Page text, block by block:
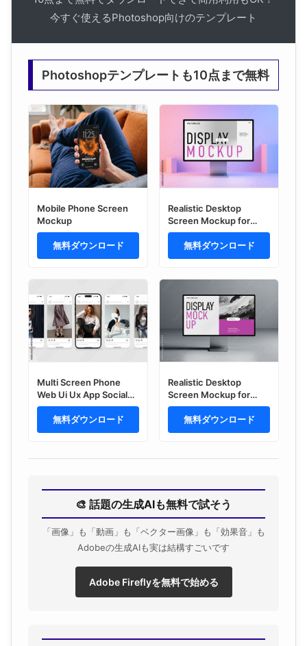
今すぐ使えるPhotoshop向けのテンプレート
Photoshopテンプレートも10点まで無料
Mobile Phone Screen
Mockup
無料ダウンロード
Realistic Desktop
Screen Mockup for
Web Design Portfolio
Showcase
無料ダウンロード
Multi Screen Phone
Web Ui Ux App Social
Media Post and Stories
Feed Mockup
無料ダウンロード
Realistic Desktop
Screen Mockup for
Web Design Portfolio
Showcase
無料ダウンロード
🎨 話題の生成AIも無料で試そう
「画像」も「動画」も「ベクター画像」も「効果音」も
Adobeの生成AIも実は結構すごいです
Adobe Fireflyを無料で始める